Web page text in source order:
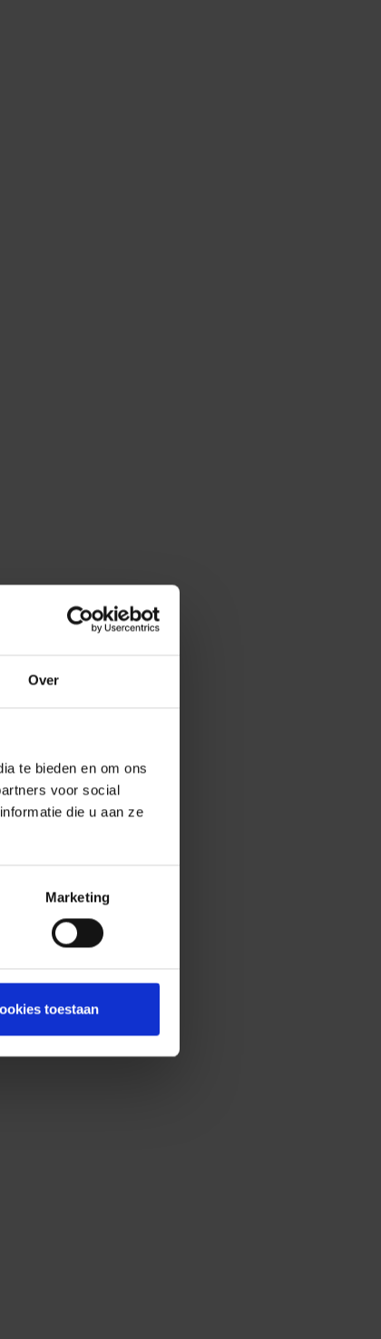
Over
te bieden en om ons
voor social
die u aan ze
Marketing
toestaan